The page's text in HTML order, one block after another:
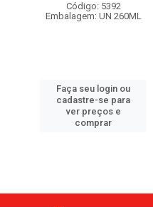
Código: 5392
Embalagem: UN 260ML
Faça seu login ou
cadastre-se para
ver preços e
comprar